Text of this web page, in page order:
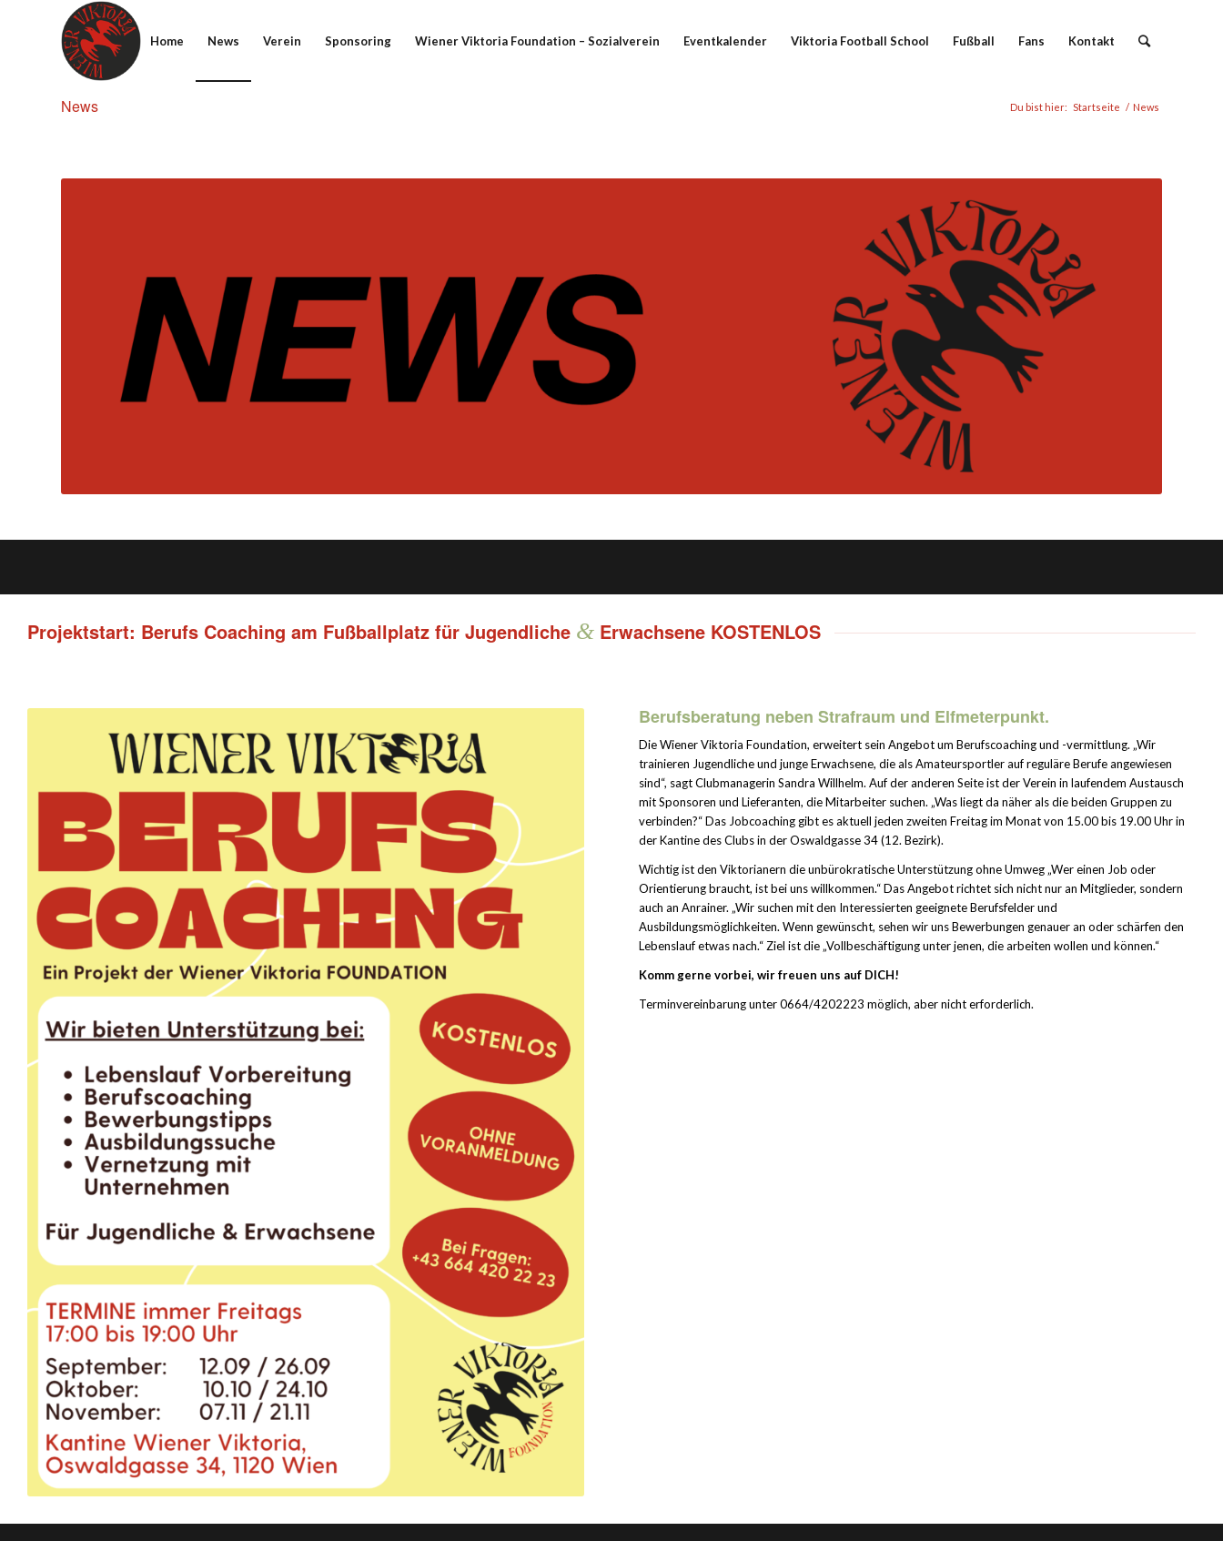
Home News Verein Sponsoring Wiener Viktoria Foundation – Sozialverein Eventkalender Viktoria Football School Fußball Fans Kontakt
News Du bist hier: Startseite / News
Projektstart: Berufs Coaching am Fußballplatz für Jugendliche & Erwachsene KOSTENLOS
Berufsberatung neben Strafraum und Elfmeterpunkt.
Die Wiener Viktoria Foundation, erweitert sein Angebot um Berufscoaching und -vermittlung. „Wir
trainieren Jugendliche und junge Erwachsene, die als Amateursportler auf reguläre Berufe angewiesen
sind“, sagt Clubmanagerin Sandra Willhelm. Auf der anderen Seite ist der Verein in laufendem Austausch
mit Sponsoren und Lieferanten, die Mitarbeiter suchen. „Was liegt da näher als die beiden Gruppen zu
verbinden?“ Das Jobcoaching gibt es aktuell jeden zweiten Freitag im Monat von 15.00 bis 19.00 Uhr in
der Kantine des Clubs in der Oswaldgasse 34 (12. Bezirk).
Wichtig ist den Viktorianern die unbürokratische Unterstützung ohne Umweg „Wer einen Job oder
Orientierung braucht, ist bei uns willkommen.“ Das Angebot richtet sich nicht nur an Mitglieder, sondern
auch an Anrainer. „Wir suchen mit den Interessierten geeignete Berufsfelder und
Ausbildungsmöglichkeiten. Wenn gewünscht, sehen wir uns Bewerbungen genauer an oder schärfen den
Lebenslauf etwas nach.“ Ziel ist die „Vollbeschäftigung unter jenen, die arbeiten wollen und können.“
Komm gerne vorbei, wir freuen uns auf DICH!
Terminvereinbarung unter 0664/4202223 möglich, aber nicht erforderlich.